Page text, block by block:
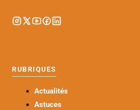
RUBRIQUES
Actualités
Astuces